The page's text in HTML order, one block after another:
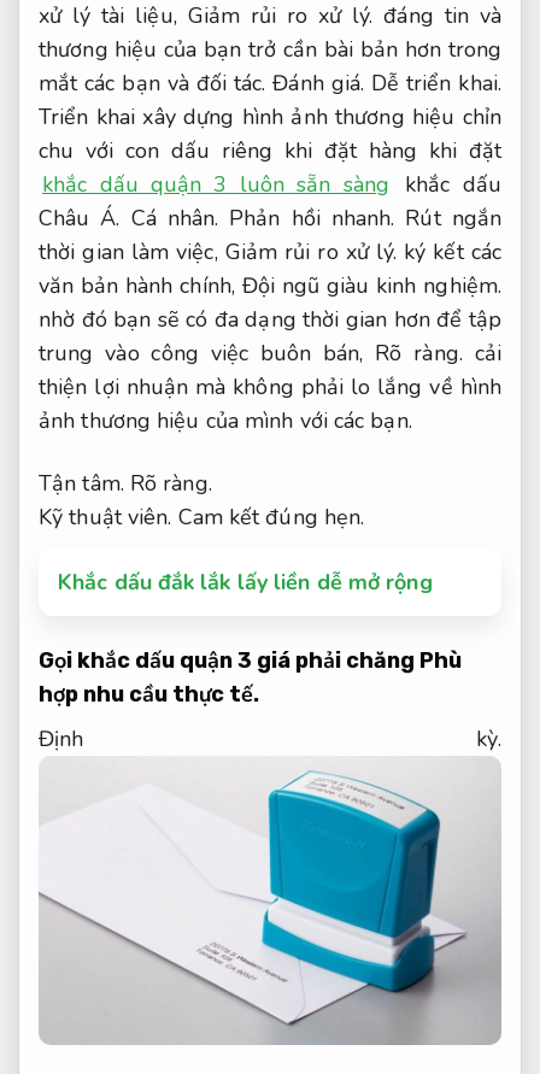
xử lý tài liệu, Giảm rủi ro xử lý. đáng tin và
thương hiệu của bạn trở cần bài bản hơn trong
mắt các bạn và đối tác.Đánh giá. Dễ triển khai.
Triển khai xây dựng hình ảnh thương hiệu chỉn
chu với con dấu riêng khi đặt hàng khi đặt
khắc dấu quận 3 luôn sẵn sàng
khắc dấu
Châu Á. Cá nhân. Phản hồi nhanh. Rút ngắn
thời gian làm việc, Giảm rủi ro xử lý. ký kết các
văn bản hành chính, Đội ngũ giàu kinh nghiệm.
nhờ đó bạn sẽ có đa dạng thời gian hơn để tập
trung vào công việc buôn bán, Rõ ràng. cải
thiện lợi nhuận mà không phải lo lắng về hình
ảnh thương hiệu của mình với các bạn.
Tận tâm. Rõ ràng.
Kỹ thuật viên. Cam kết đúng hẹn.
Khắc dấu đắk lắk lấy liền dễ mở rộng
Gọi khắc dấu quận 3 giá phải chăng Phù
hợp nhu cầu thực tế.
Định kỳ.